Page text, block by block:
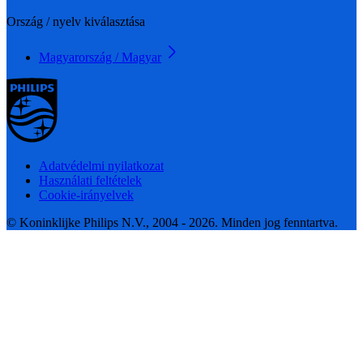
Ország / nyelv kiválasztása
Magyarország / Magyar
Adatvédelmi nyilatkozat
Használati feltételek
Cookie-irányelvek
© Koninklijke Philips N.V., 2004 - 2026. Minden jog fenntartva.